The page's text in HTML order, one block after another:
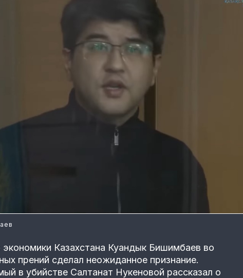
Казахстана Куандык Бишимбаев во
прений сделал неожиданное признание.
в убийстве Салтанат Нукеновой рассказал о